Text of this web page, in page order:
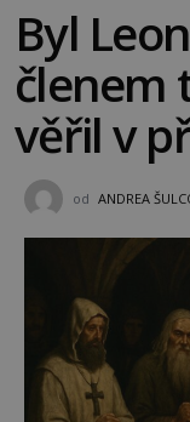
Byl
členem
věřil v
od ANDREA